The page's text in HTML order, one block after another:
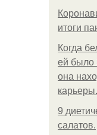
итоги
Когда
ей было
она
карьеры.
9
салатов.